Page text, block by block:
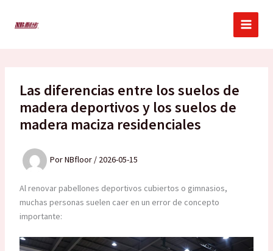
Las diferencias entre los suelos de
madera deportivos y los suelos de
madera maciza residenciales
PorNBfloor / 2026-05-15
Al renovar pabellones deportivos cubiertos o gimnasios,
muchas personas suelen caer en un error de concepto
importante: